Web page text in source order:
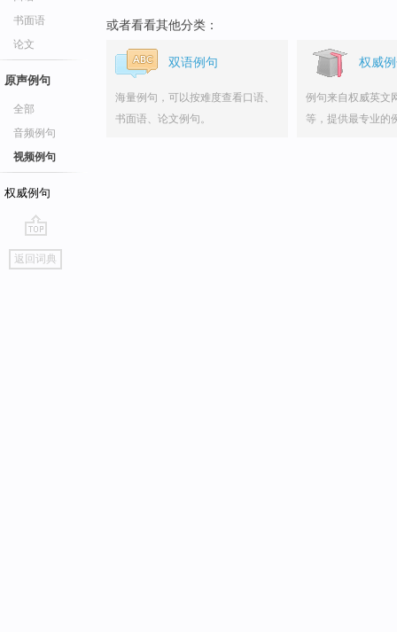
书面语
论文
原声例句
全部
音频例句
视频例句
权威例句
go
top
返回词典
或者看看其他分类：
双语例句
海量例句，可以按难度查看口语、
书面语、论文例句。
权威
例句来自权威英文
等，提供最专业的